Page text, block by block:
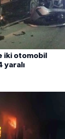
iki otomobil
yaralı